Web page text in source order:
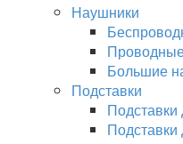
Наушники
Большие
Подставки
Подставки